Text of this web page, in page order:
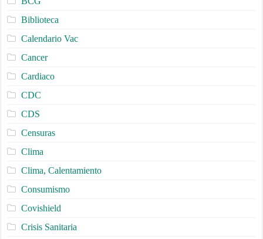
Biblioteca
Calendario Vac
Cancer
Cardiaco
CDC
CDS
Censuras
Clima
Clima, Calentamiento
Consumismo
Covishield
Crisis Sanitaria